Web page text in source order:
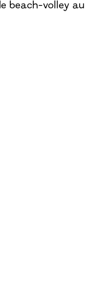
beach-volley au